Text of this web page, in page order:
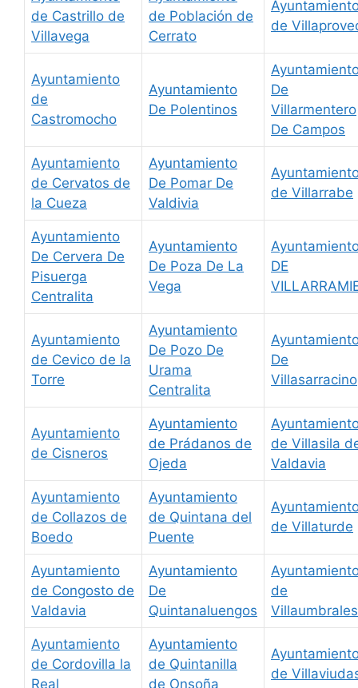
de Castrillo de
Villavega
de Población de
Cerrato
de
Ayuntamiento
de
Castromocho
Ayuntamiento
De Polentinos
De
Villarmentero
De Campos
Ayuntamiento
de Cervatos de
la Cueza
Ayuntamiento
De Pomar De
Valdivia
de Villarrabe
Ayuntamiento
De Cervera De
Pisuerga
Centralita
Ayuntamiento
De Poza De La
Vega
DE
Ayuntamiento
de Cevico de la
Torre
Ayuntamiento
De Pozo De
Urama
Centralita
De
Villasarracino
Ayuntamiento
de Cisneros
Ayuntamiento
de Prádanos de
Ojeda
de Villasila
Valdavia
Ayuntamiento
de Collazos de
Boedo
Ayuntamiento
de Quintana del
Puente
de Villaturde
Ayuntamiento
de Congosto de
Valdavia
Ayuntamiento
De
Quintanaluengos
de
Villaumbrales
Ayuntamiento
de Cordovilla la
Real
Ayuntamiento
de Quintanilla
de Onsoña
de